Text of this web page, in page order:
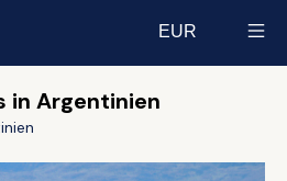
EUR
in Argentinien